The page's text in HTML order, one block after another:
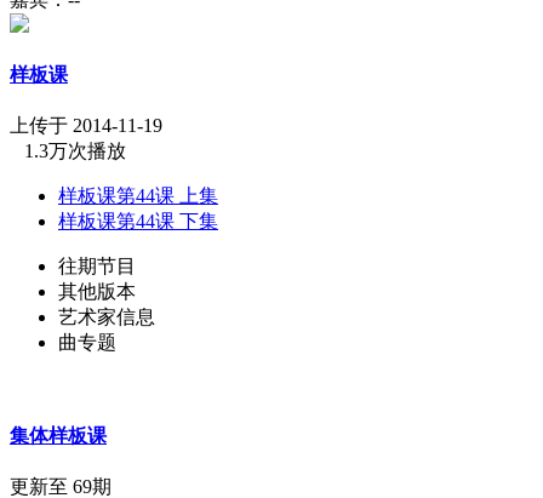
样板课
上传于 2014-11-19
1.3万次播放
样板课第44课 上集
样板课第44课 下集
往期节目
其他版本
艺术家信息
曲专题
集体样板课
更新至 69期